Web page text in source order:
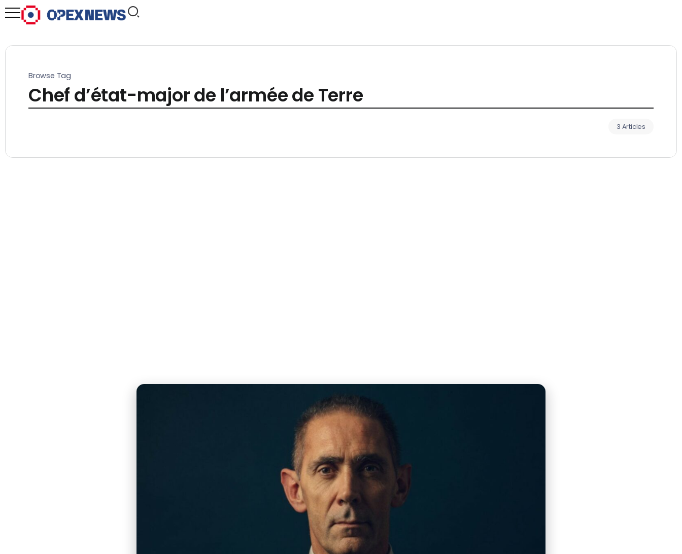
Browse Tag
Chef d’état-major de l’armée de Terre
3 Articles